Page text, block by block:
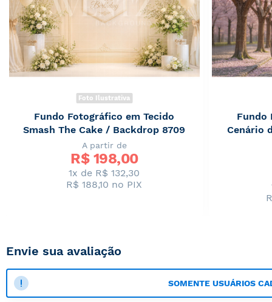
Foto Ilustrativa
Fundo Fotográfico em Tecido
Smash The Cake / Backdrop 8709
A partir de
R$ 198,00
1x de R$ 132,30
R$ 188,10 no PIX
Fundo
Cenário
Envie sua avaliação
SOMENTE USUÁRIOS